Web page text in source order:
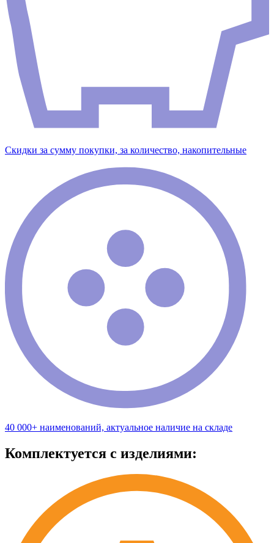
Скидки за сумму покупки, за количество, накопительные
40 000+ наименований, актуальное наличие на складе
Комплектуется с изделиями: